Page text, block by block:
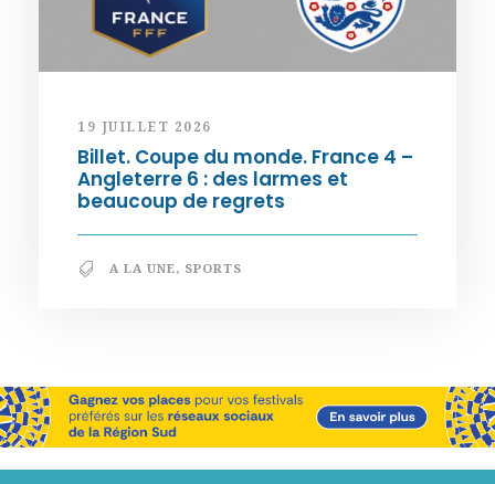
19 JUILLET 2026
Billet. Coupe du monde. France 4 –
Angleterre 6 : des larmes et
beaucoup de regrets
A LA UNE, SPORTS